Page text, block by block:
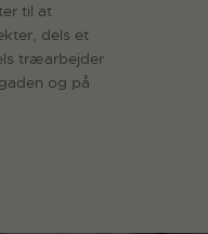
til at
dels et
træarbejder
og på